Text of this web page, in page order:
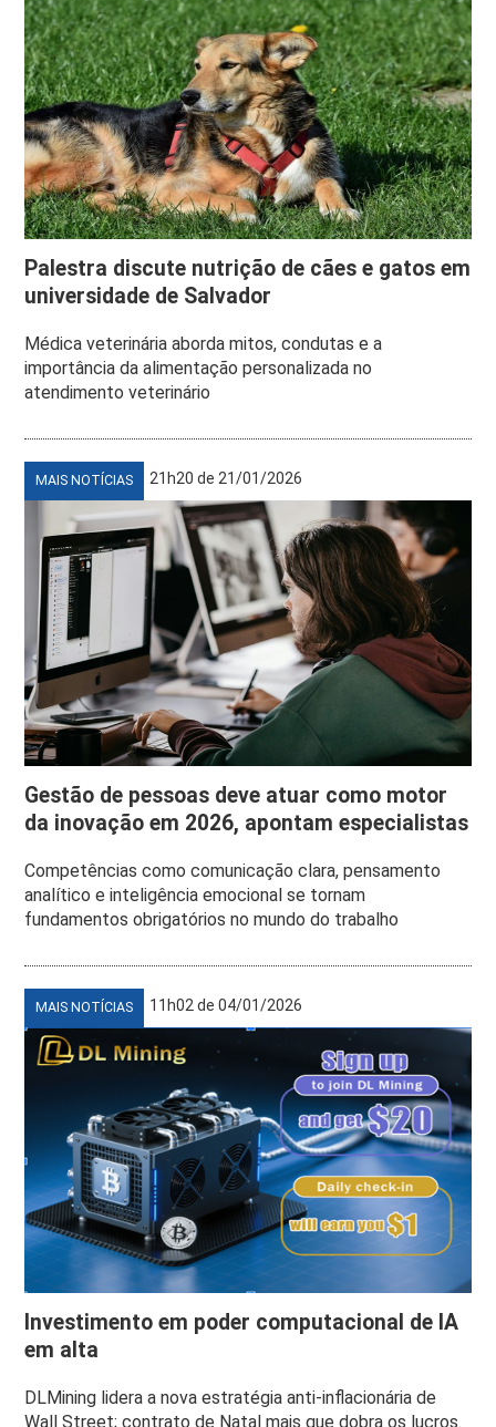
Palestra discute nutrição de cães e gatos em
universidade de Salvador
Médica veterinária aborda mitos, condutas e a
importância da alimentação personalizada no
atendimento veterinário
MAIS NOTÍCIAS 21h20 de 21/01/2026
Gestão de pessoas deve atuar como motor
da inovação em 2026, apontam especialistas
Competências como comunicação clara, pensamento
analítico e inteligência emocional se tornam
fundamentos obrigatórios no mundo do trabalho
MAIS NOTÍCIAS 11h02 de 04/01/2026
Investimento em poder computacional de IA
em alta
DLMining lidera a nova estratégia anti-inflacionária de
Wall Street; contrato de Natal mais que dobra os lucros.